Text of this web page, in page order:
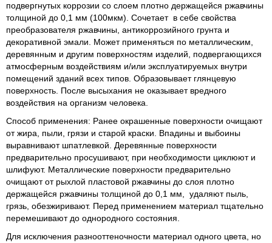
подвергнутых коррозии со слоем плотно держащейся ржавчины
толщиной до 0,1 мм (100мкм). Сочетает в себе свойства
преобразователя ржавчины, антикоррозийного грунта и
декоративной эмали. Может применяться по металлическим,
деревянным и другим поверхностям изделий, подвергающихся
атмосферным воздействиям и/или эксплуатируемых внутри
помещений зданий всех типов. Образовывает глянцевую
поверхность. После высыхания не оказывает вредного
воздействия на организм человека.
Способ применения: Ранее окрашенные поверхности очищают
от жира, пыли, грязи и старой краски. Впадины и выбоины
выравнивают шпатлевкой. Деревянные поверхности
предварительно просушивают, при необходимости циклюют и
шлифуют. Металлические поверхности предварительно
очищают от рыхлой пластовой ржавчины до слоя плотно
держащейся ржавчины толщиной до 0,1 мм, удаляют пыль,
грязь, обезжиривают. Перед применением материал тщательно
перемешивают до однородного состояния.
Для исключения разнооттеночности материал одного цвета, но